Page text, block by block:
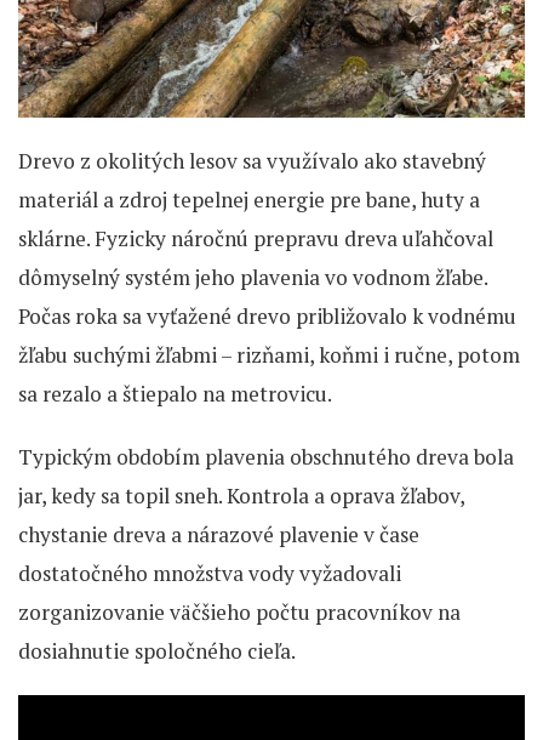
Drevo z okolitých lesov sa využívalo ako stavebný
materiál a zdroj tepelnej energie pre bane, huty a
sklárne. Fyzicky náročnú prepravu dreva uľahčoval
dômyselný systém jeho plavenia vo vodnom žľabe.
Počas roka sa vyťažené drevo približovalo k vodnému
žľabu suchými žľabmi – rizňami, koňmi i ručne, potom
sa rezalo a štiepalo na metrovicu.
Typickým obdobím plavenia obschnutého dreva bola
jar, kedy sa topil sneh. Kontrola a oprava žľabov,
chystanie dreva a nárazové plavenie v čase
dostatočného množstva vody vyžadovali
zorganizovanie väčšieho počtu pracovníkov na
dosiahnutie spoločného cieľa.